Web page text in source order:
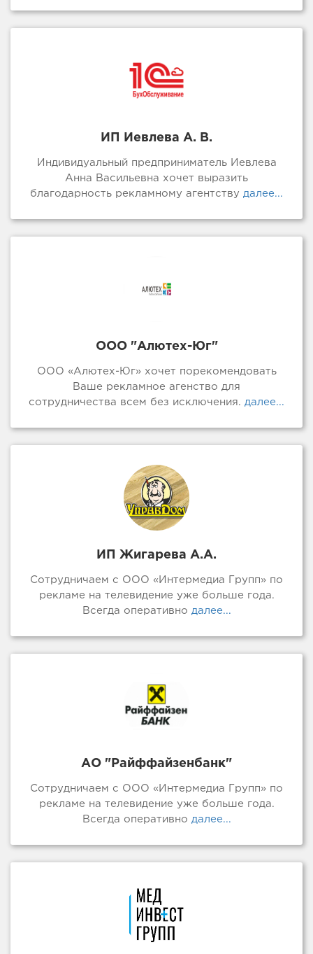
ИП Иевлева А. В.
Индивидуальный предприниматель Иевлева
Анна Васильевна хочет выразить
благодарность рекламному агентству далее...
ООО "Алютех-Юг"
ООО «Алютех-Юг» хочет порекомендовать
Ваше рекламное агенство для
сотрудничества всем без исключения. далее...
ИП Жигарева А.А.
Сотрудничаем с ООО «Интермедиа Групп» по
рекламе на телевидение уже больше года.
Всегда оперативно далее...
АО "Райффайзенбанк"
Сотрудничаем с ООО «Интермедиа Групп» по
рекламе на телевидение уже больше года.
Всегда оперативно далее...